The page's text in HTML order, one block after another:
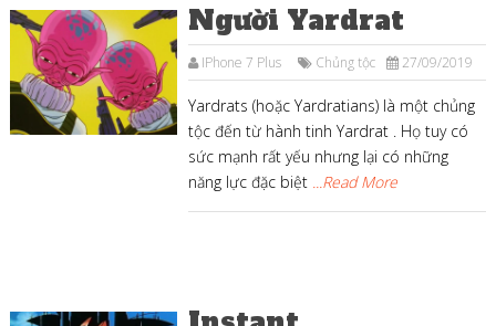
Người Yardrat
IPhone 7 Plus Chủng tộc 27/09/2019
Yardrats (hoặc Yardratians) là một chủng
tộc đến từ hành tinh Yardrat . Họ tuy có
sức mạnh rất yếu nhưng lại có những
năng lực đặc biệt ...Read More